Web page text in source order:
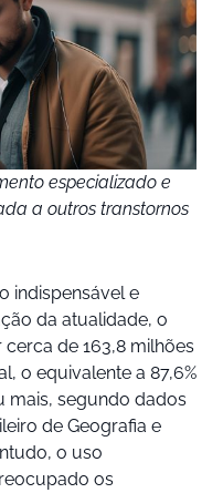
especializado e
a outros transtornos
indispensável e
da atualidade, o
de 163,8 milhões
o equivalente a 87,6%
mais, segundo dados
de Geografia e
o uso
os